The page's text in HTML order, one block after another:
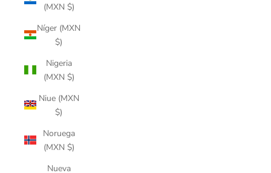
(MXN $)
Níger (MXN
$)
Nigeria
(MXN $)
Niue (MXN
$)
Noruega
(MXN $)
Nueva